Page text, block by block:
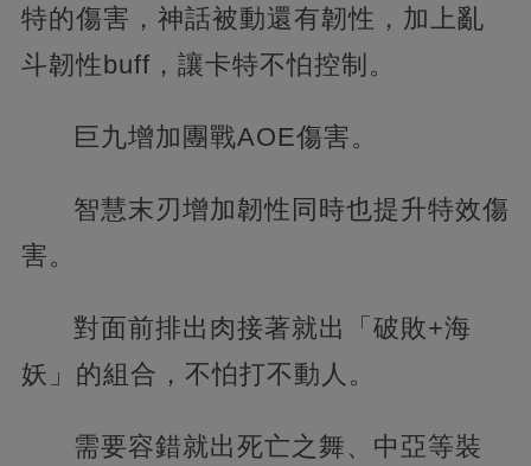
特的傷害，神話被動還有韌性，加上亂
斗韌性buff，讓卡特不怕控制。
巨九增加團戰AOE傷害。
智慧末刃增加韌性同時也提升特效傷
害。
對面前排出肉接著就出「破敗+海
妖」的組合，不怕打不動人。
需要容錯就出死亡之舞、中亞等裝